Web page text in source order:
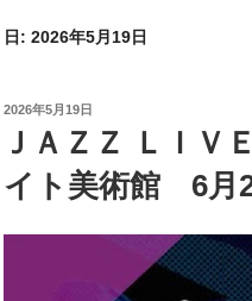
日: 2026年5月19日
投
日:
2026年5月19日
ＪＡＺＺ ＬＩＶ
イト美術館 6月